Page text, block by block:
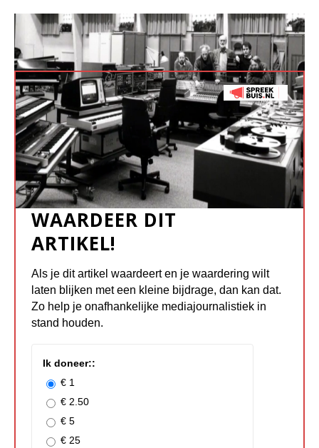
WAARDEER DIT
ARTIKEL!
Als je dit artikel waardeert en je waardering wilt
laten blijken met een kleine bijdrage, dan kan dat.
Zo help je onafhankelijke mediajournalistiek in
stand houden.
Ik doneer::
€ 1
€ 2.50
€ 5
€ 25